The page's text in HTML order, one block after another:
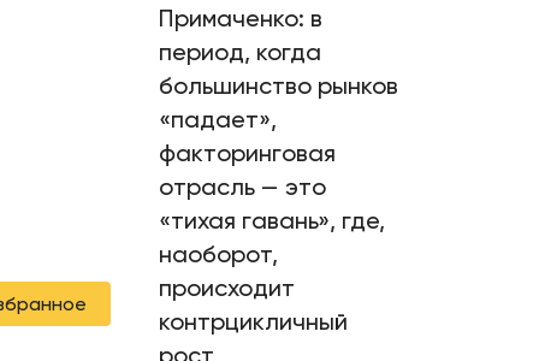
Примаченко: в
период, когда
большинство рынков
«падает»,
факторинговая
отрасль — это
«тихая гавань», где,
наоборот,
происходит
контрцикличный
рост